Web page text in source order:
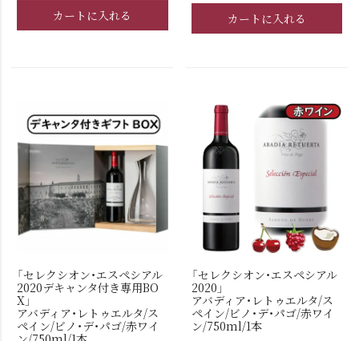
カートに入れる
カートに入れる
「セレクシオン・エスペシアル
2020デキャンタ付き専用BO
X」
アバディア・レトゥエルタ/ス
ペイン/ビノ・デ・パゴ/赤ワイ
「セレクシオン・エスペシアル
2020」
アバディア・レトゥエルタ/ス
ペイン/ビノ・デ・パゴ/赤ワイ
ン/750ml/1本